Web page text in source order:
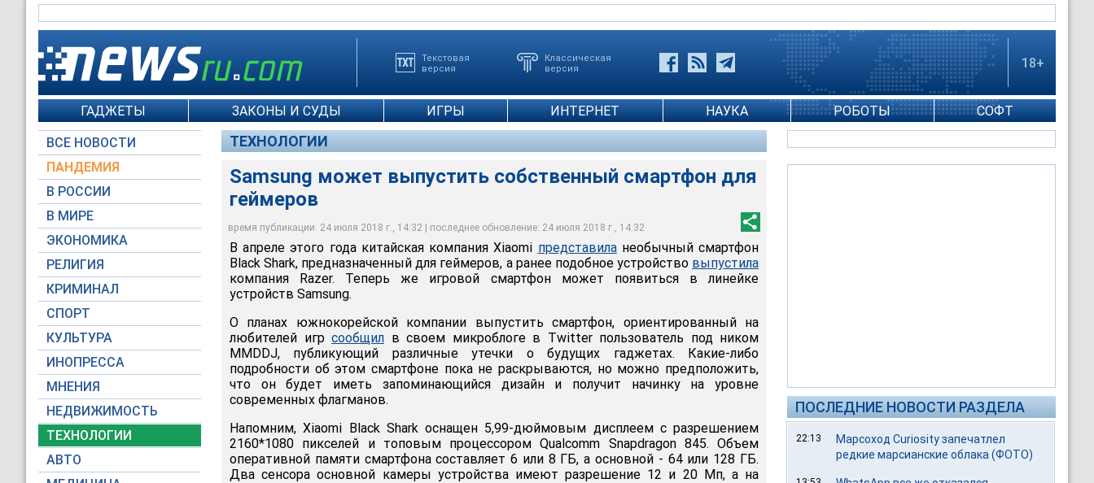
Текстовая
версия
Классическая
версия
18+
ГАДЖЕТЫ ЗАКОНЫ И СУДЫ ИГРЫ ИНТЕРНЕТ НАУКА РОБОТЫ СОФТ
ВСЕ НОВОСТИ
ПАНДЕМИЯ
В РОССИИ
В МИРЕ
ЭКОНОМИКА
РЕЛИГИЯ
КРИМИНАЛ
СПОРТ
КУЛЬТУРА
ИНОПРЕССА
МНЕНИЯ
НЕДВИЖИМОСТЬ
ТЕХНОЛОГИИ
АВТО
ТЕХНОЛОГИИ
Samsung может выпустить собственный смартфон для
геймеров
время публикации: 24 июля 2018 г., 14:32 | последнее обновление: 24 июля 2018 г., 14:32
В апреле этого года китайская компания Xiaomi представиланеобычный смартфон
Black Shark, предназначенный для геймеров, а ранее подобное устройство выпустила
компания Razer. Теперь же игровой смартфон может появиться в линейке
устройств Samsung.
О планах южнокорейской компании выпустить смартфон, ориентированный на
любителей игр сообщил в своем микроблоге в Twitter пользователь под ником
MMDDJ, публикующий различные утечки о будущих гаджетах. Какие-либо
подробности об этом смартфоне пока не раскрываются, но можно предположить,
что он будет иметь запоминающийся дизайн и получит начинку на уровне
современных флагманов.
Напомним, Xiaomi Black Shark оснащен 5,99-дюймовым дисплеем с разрешением
2160*1080 пикселей и топовым процессором Qualcomm Snapdragon 845. Объем
оперативной памяти смартфона составляет 6 или 8 ГБ, а основной - 64 или 128 ГБ.
Два сенсора основной камеры устройства имеют разрешение 12 и 20 Мп, а на
ПОСЛЕДНИЕ НОВОСТИ РАЗДЕЛА
22:13
Марсоход Curiosity запечатлел
редкие марсианские облака (ФОТО)